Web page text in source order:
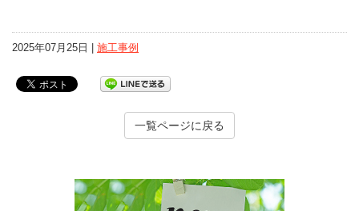
2025年07月25日 | 施工事例
一覧ページに戻る